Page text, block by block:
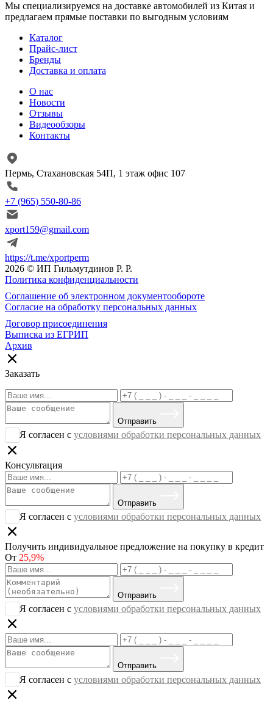
Мы специализируемся на доставке автомобилей из Китая и
предлагаем прямые поставки по выгодным условиям
Каталог
Прайс-лист
Бренды
Доставка и оплата
О нас
Новости
Отзывы
Видеообзоры
Контакты
Пермь, Стахановская 54П, 1 этаж офис 107
+7 (965) 550-80-86
xport159@gmail.com
https://t.me/xportperm
2026 © ИП Гильмутдинов Р. Р.
Политика конфиденциальности
Соглашение об электронном документообороте
Согласие на обработку персональных данных
Договор присоединения
Выписка из ЕГРИП
Архив
Заказать
Отправить
Я согласен сусловиями обработки персональных данных
Консультация
Отправить
Я согласен сусловиями обработки персональных данных
Получить индивидуальное предложение на покупку в кредит
От 25,9%
Отправить
Я согласен сусловиями обработки персональных данных
Отправить
Я согласен сусловиями обработки персональных данных